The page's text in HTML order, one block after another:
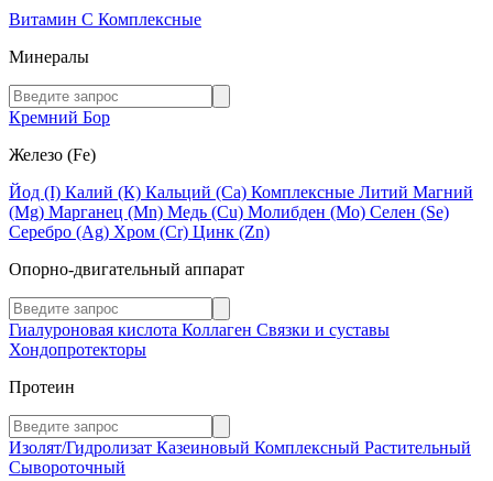
Витамин C Комплексные
Минералы
Кремний Бор
Железо (Fe)
Йод (I) Калий (К) Кальций (Са) Комплексные Литий Магний
(Mg) Марганец (Mn) Медь (Сu) Молибден (Мо) Селен (Se)
Серебро (Ag) Хром (Cr) Цинк (Zn)
Опорно-двигательный аппарат
Гиалуроновая кислота Коллаген Связки и суставы
Хондопротекторы
Протеин
Изолят/Гидролизат Казеиновый Комплексный Растительный
Сывороточный